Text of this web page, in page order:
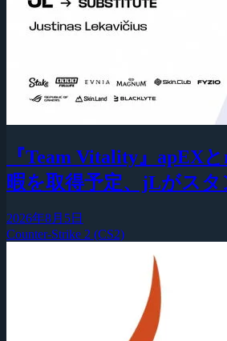
『Team Vitality』apEX
暇を取得予定、jLがスタ
2026年8月5日
Counter-Strike 2 (CS2)